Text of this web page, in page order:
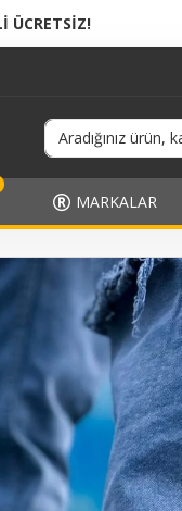
TÜM SİPARİŞLERİNİZE
MARKALAR